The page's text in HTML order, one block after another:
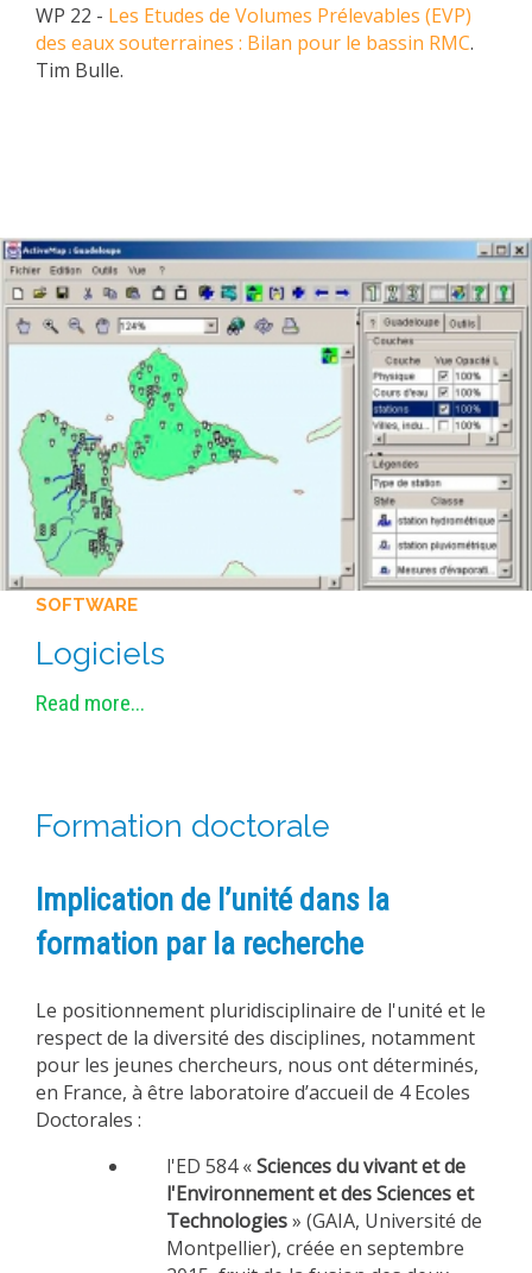
WP 22 - Les Etudes de Volumes Prélevables (EVP)
des eaux souterraines : Bilan pour le bassin RMC.
Tim Bulle.
SOFTWARE
Logiciels
Read more...
Formation doctorale
Implication de l’unité dans la
formation par la recherche
Le positionnement pluridisciplinaire de l'unité et le
respect de la diversité des disciplines, notamment
pour les jeunes chercheurs, nous ont déterminés,
en France, à être laboratoire d’accueil de 4 Ecoles
Doctorales :
l'ED 584 «Sciences du vivant et de
l'Environnement et des Sciences et
Technologies» (GAIA, Université de
Montpellier), créée en septembre